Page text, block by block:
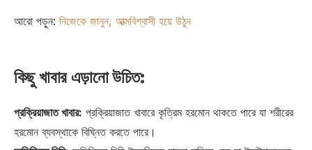
আরো পড়ুন: নিজেকে জানুন, আত্মবিশ্বাসী হয়ে উঠুন
কিছু খাবার এড়ানো উচিত:
প্রক্রিয়াজাত খাবার: প্রক্রিয়াজাত খাবারে কৃত্রিম হরমোন থাকতে পারে যা শরীরের
হরমোন ব্যবস্থাকে বিঘ্নিত করতে পারে।